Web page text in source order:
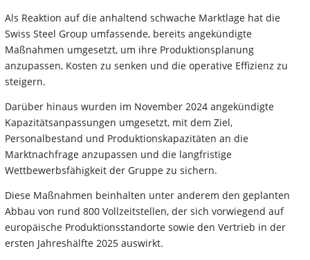
Als Reaktion auf die anhaltend schwache Marktlage hat die
Swiss Steel Group umfassende, bereits angekündigte
Maßnahmen umgesetzt, um ihre Produktionsplanung
anzupassen, Kosten zu senken und die operative Effizienz zu
steigern.
Darüber hinaus wurden im November 2024 angekündigte
Kapazitätsanpassungen umgesetzt, mit dem Ziel,
Personalbestand und Produktionskapazitäten an die
Marktnachfrage anzupassen und die langfristige
Wettbewerbsfähigkeit der Gruppe zu sichern.
Diese Maßnahmen beinhalten unter anderem den geplanten
Abbau von rund 800 Vollzeitstellen, der sich vorwiegend auf
europäische Produktionsstandorte sowie den Vertrieb in der
ersten Jahreshälfte 2025 auswirkt.